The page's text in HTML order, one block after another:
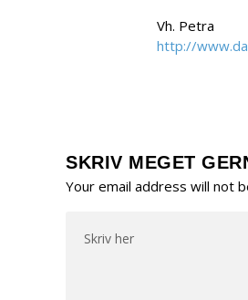
Vh. Petra
http://
SKRIV MEGET
Your email address will not